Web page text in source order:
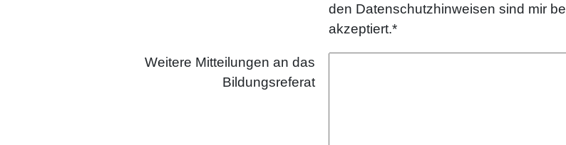
den Datenschutzhinweisen sind mir
akzeptiert.*
Weitere Mitteilungen an das
Bildungsreferat